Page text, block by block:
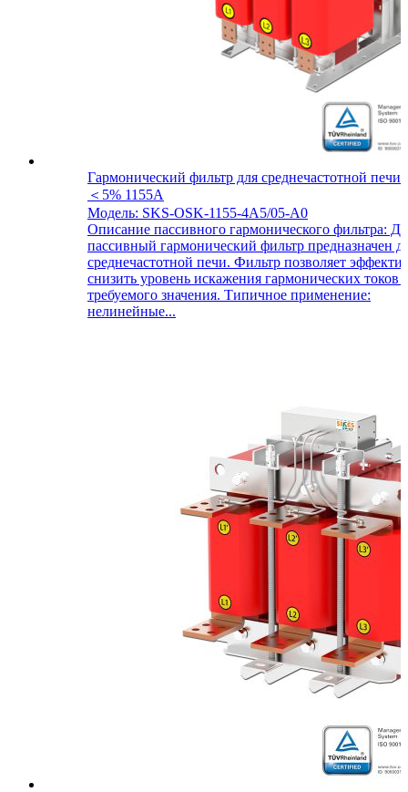
Гармонический фильтр для среднечастотной
＜5% 1155A
Модель: SKS-OSK-1155-4A5/05-A0
Описание пассивного гармонического фильтра:
пассивный гармонический фильтр предназначен
среднечастотной печи. Фильтр позволяет
снизить уровень искажения гармонических токов
требуемого значения. Типичное применение:
нелинейные...